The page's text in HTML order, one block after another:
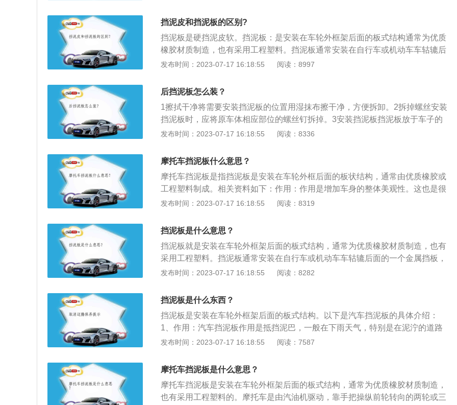
石子，速度过快容易甩在车身上，崩掉车外漆，挡泥板可以很好地保护车身。
挡泥皮和挡泥板的区别?
挡泥板是硬挡泥皮软。挡泥板：是安装在车轮外框架后面的板式结构通常为优质
橡胶材质制造，也有采用工程塑料。挡泥板通常安装在自行车或机动车车轱辘后
面的一个金属挡板。挡泥皮：塑料挡板，橡胶挡板。安装之后的效果是，挡泥板
面，主要作用是为了防止一些泥土溅到车身或人身上，导致车身或人身不美观，
可以防止泥溅到拉杆、球头上导致过早的生锈。
发布时间：2023-07-17 16:18:55 阅读：8997
后挡泥板怎么装？
1擦拭干净将需要安装挡泥板的位置用湿抹布擦干净，方便拆卸。2拆掉螺丝安装
挡泥板时，应将原车体相应部位的螺丝钉拆掉。3安装挡泥板挡泥板放于车子的
相对应部位，放正位置使挡泥板外缘与轮胎的外沿平行。用专用螺丝钉拧上、紧
发布时间：2023-07-17 16:18:55 阅读：8336
摩托车挡泥板什么意思？
摩托车挡泥板是指挡泥板是安装在车轮外框后面的板状结构，通常由优质橡胶或
工程塑料制成。相关资料如下：作用：作用是增加车身的整体美观性。这也是很
多车主安装汽车挡泥板的原因。主要作用是防止一些污垢溅到车身或人身上，导
性：挡泥板位于摩托车轮胎的前面。摩托车驶时，摩托车滚动产生的溅起的石子
可能会使挡泥板破碎，这意味着挡泥板失去了应有的功能。因此，挡泥板材料需
要有很强的强度和韧性。在雨天，挡泥板会被一些污水和污垢弄脏，这可能会在
一定程度上腐蚀挡泥板。因此，摩托车挡泥板的材料必须具有耐腐蚀性。挡泥板
暴露在空气中，大气中的一些物质可能会与挡泥板发生反应，导致挡泥板老化和
发布时间：2023-07-17 16:18:55 阅读：8319
挡泥板是什么意思？
挡泥板就是安装在车轮外框架后面的板式结构，通常为优质橡胶材质制造，也有
采用工程塑料。挡泥板通常安装在自行车或机动车车轱辘后面的一个金属挡板，
牛皮挡板，塑料挡板，橡胶挡板。汽车挡泥板的作用就是增加车身的总体美观
车身或人身不美观。作用二：可以防止泥土溅到拉杆、球头上导致过早的生锈。
作用三：小车用挡泥板还有一个作用，轿车容易在轮胎缝内夹带小石子，速度过
快容易甩在车身上，崩掉车外漆。
发布时间：2023-07-17 16:18:55 阅读：8282
挡泥板是什么东西？
挡泥板是安装在车轮外框架后面的板式结构。以下是汽车挡泥板的具体介绍：
1、作用：汽车挡泥板作用是抵挡泥巴，一般在下雨天气，特别是在泥泞的道路
上，汽车轮胎上都会有很多泥巴，有时还会弄到汽车的车身上。当汽车安装挡泥
的板式结构，通常为优质橡胶材质制造，也有采用工程塑料。3、安装效果：挡
泥板通常安装在机动车车轱辘后面的一个金属挡板、牛皮挡板、塑料挡板、橡胶
挡板。安装之后的效果是，挡泥板比车身凸出5cm左右，有效防止飞起的石子以
及沙砾打伤车身的漆面。
发布时间：2023-07-17 16:18:55 阅读：7587
摩托车挡泥板是什么意思？
摩托车挡泥板是安装在车轮外框架后面的板式结构，通常为优质橡胶材质制造，
也有采用工程塑料的。摩托车是由汽油机驱动，靠手把操纵前轮转向的两轮或三